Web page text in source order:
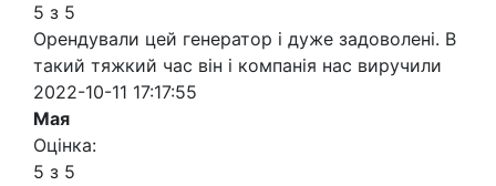
5 з 5
Орендували цей генератор і дуже задоволені. В
такий тяжкий час він і компанія нас виручили
2022-10-11 17:17:55
Мая
Оцінка:
5 з 5